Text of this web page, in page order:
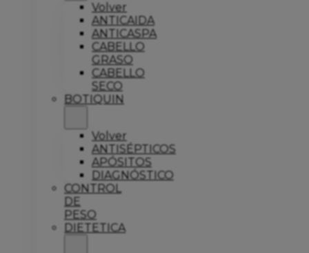
Volver
ANTICAIDA
ANTICASPA
CABELLO
GRASO
CABELLO
SECO
BOTIQUIN
Volver
ANTISÉPTICOS
APÓSITOS
DIAGNÓSTICO
CONTROL
DE
PESO
DIETETICA